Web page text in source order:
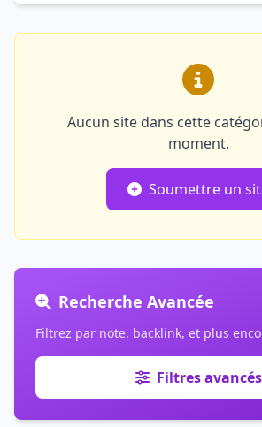
Recherche Avancée
Filtrez par note, backlink, et plus
Filtres avancés
Aucun site dans cette
moment.
Soumettre un